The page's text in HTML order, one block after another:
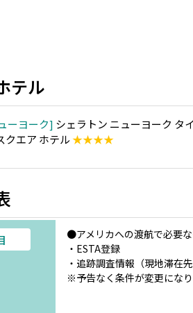
テル
ーヨーク シェラトン ニューヨーク タ
クエア ホテル ★★★★
●アメリカへの渡航で必要
・ESTA登録
・追跡調査情報（現地滞在
※予告なく条件が変更にな